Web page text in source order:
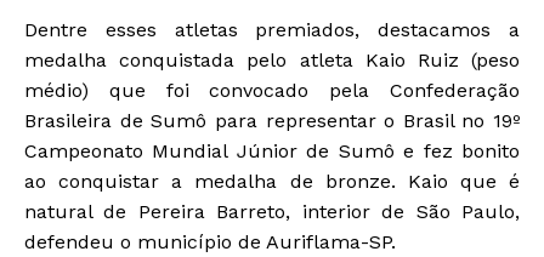
Dentre esses atletas premiados, destacamos a
medalha conquistada pelo atleta Kaio Ruiz (peso
médio) que foi convocado pela Confederação
Brasileira de Sumô para representar o Brasil no 19º
Campeonato Mundial Júnior de Sumô e fez bonito
ao conquistar a medalha de bronze. Kaio que é
natural de Pereira Barreto, interior de São Paulo,
defendeu o município de Auriflama-SP.